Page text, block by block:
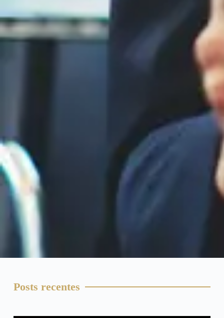
Posts recentes